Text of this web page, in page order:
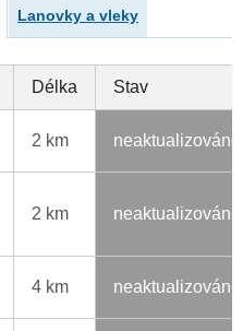
Lanovky a vleky
Délka Stav
2 km neaktualizováno
2 km neaktualizováno
4 km neaktualizováno